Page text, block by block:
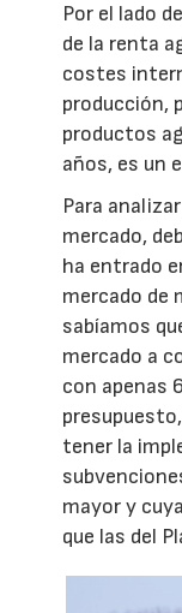
Por el lado
de la renta
costes
producción,
productos
años, es un
Para
mercado,
ha entrado
mercado de
sabíamos
mercado a
con apenas
tener la
mayor y
que las del